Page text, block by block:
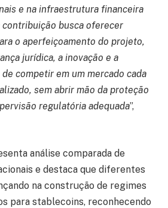
e na infraestrutura financeira
busca oferecer
o aperfeiçoamento do projeto,
jurídica, a inovação e a
competir em um mercado cada
sem abrir mão da proteção
regulatória adequada”,
análise comparada de
e destaca que diferentes
na construção de regimes
para stablecoins, reconhecendo